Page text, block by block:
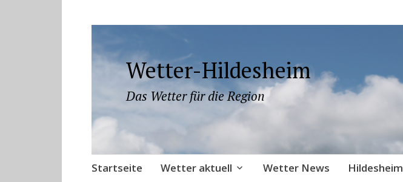
Wetter-Hildesheim
Das Wetter für die Region
Zum
Startseite Wetter aktuell Wetter News Hildesheim